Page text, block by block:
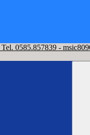
Tel. 0585.857839 -